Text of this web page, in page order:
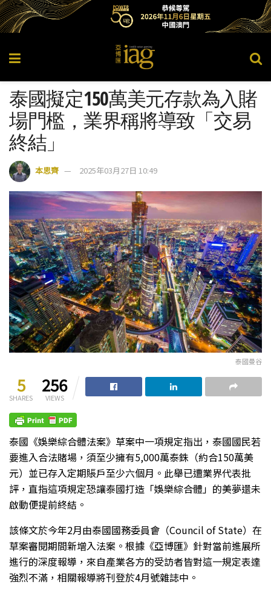
泰國擬定150萬美元存款為入賭
場門檻，業界稱將導致「交易
終結」
本思齊 2025年03月27日 10:49
泰國曼谷
5
SHARES
256
VIEWS
泰國《娛樂綜合體法案》草案中一項規定指出，泰國國民若
要進入合法賭場，須至少擁有5,000萬泰銖（約合150萬美
元）並已存入定期賬戶至少六個月。此舉已遭業界代表批
評，直指這項規定恐讓泰國打造「娛樂綜合體」的美夢還未
啟動便提前終結。
該條文於今年2月由泰國國務委員會（Council of State）在
草案審閱期間新增入法案。根據《亞博匯》針對當前進展所
進行的深度報導，來自產業各方的受訪者皆對這一規定表達
強烈不滿，相關報導將刊登於4月號雜誌中。